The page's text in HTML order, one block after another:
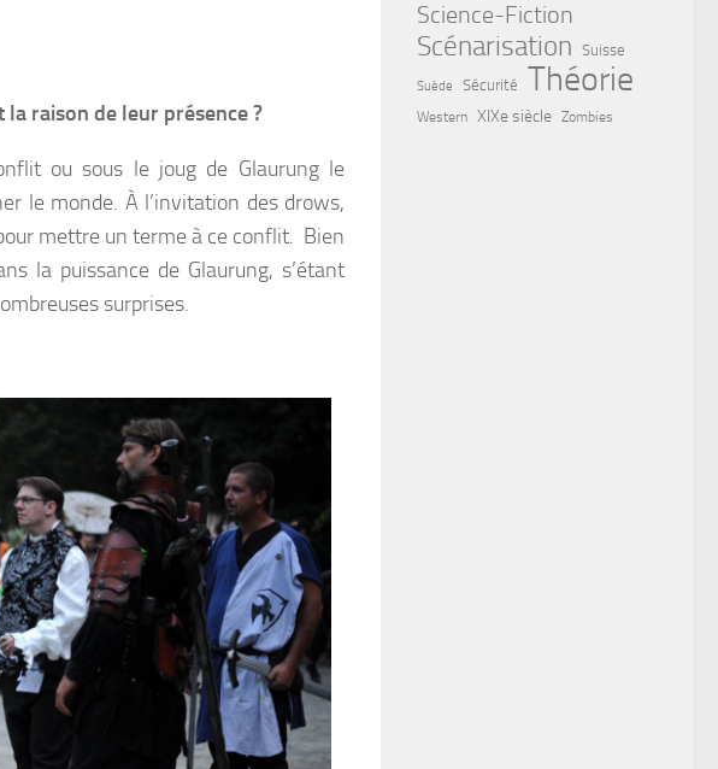
la raison de leur présence ?
ou sous le joug de Glaurung le
le monde. À l’invitation des drows,
mettre un terme à ce conflit. Bien
la puissance de Glaurung, s’étant
surprises.
Science-Fiction
Scénarisation Suisse
Suède Sécurité Théorie
Western XIXe siècle Zombies